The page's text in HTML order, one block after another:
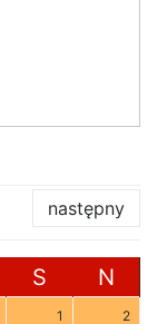
następny
S N
1 2